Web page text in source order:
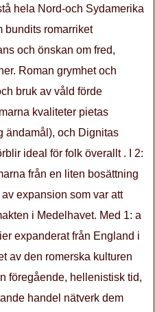
hela Nord-och Sydamerika
bundits romarriket
och önskan om fred,
Roman grymhet och
bruk av våld förde
kvaliteter pietas
ändamål), och Dignitas
ideal för folk överallt . I 2:
från en liten bosättning
expansion som var att
i Medelhavet. Med 1: a
expanderat från England i
av den romerska kulturen
föregående, hellenistisk tid,
handel nätverk dem